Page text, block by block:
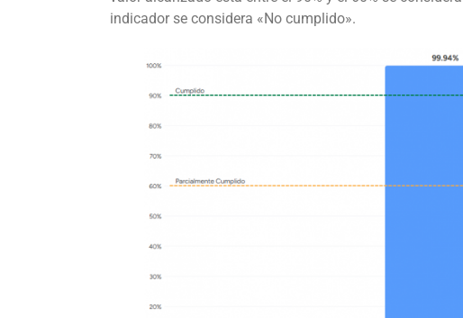
indicador se considera «No cumplido».